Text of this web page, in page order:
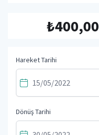
₺400,00
Hareket Tarihi
Dönüş Tarihi